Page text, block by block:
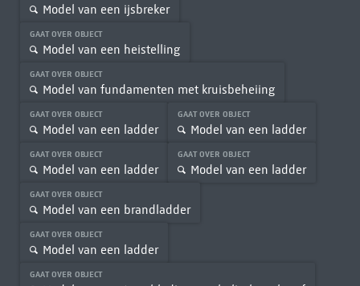
Model van een ijsbreker
GAAT OVER OBJECT
Model van een heistelling
GAAT OVER OBJECT
Model van fundamenten met kruisbeheiing
GAAT OVER OBJECT
Model van een ladder
GAAT OVER OBJECT
Model van een ladder
GAAT OVER OBJECT
Model van een ladder
GAAT OVER OBJECT
Model van een ladder
GAAT OVER OBJECT
Model van een brandladder
GAAT OVER OBJECT
Model van een ladder
GAAT OVER OBJECT